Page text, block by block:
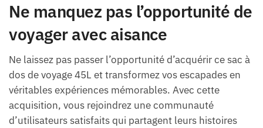
Ne manquez pas l’opportunité de
voyager avec aisance
Ne laissez pas passer l’opportunité d’acquérir ce sac à
dos de voyage 45L et transformez vos escapades en
véritables expériences mémorables. Avec cette
acquisition, vous rejoindrez une communauté
d’utilisateurs satisfaits qui partagent leurs histoires